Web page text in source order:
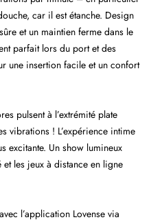
car il est étanche. Design
et un maintien ferme dans le
parfait lors du port et des
une insertion facile et un confort
pulsent à l’extrémité plate
vibrations ! L’expérience intime
excitante. Un show lumineux
les jeux à distance en ligne
l’application Lovense via